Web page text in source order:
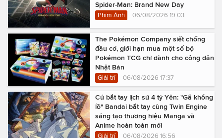
Spider-Man: Brand New Day
Phim Ảnh 06/08/2026 19:03
The Pokémon Company siết chống
đầu cơ, giới hạn mua một số bộ
Pokémon TCG chỉ dành cho công dân
Nhật Bản
Giải trí 06/08/2026 17:37
Cú bắt tay lịch sử 4 tỷ Yên: "Gã khổng
lồ" Bandai bắt tay cùng Twin Engine
sáng tạo thương hiệu Manga và
Anime hoàn toàn mới
Giải trí 06/08/2026 16:56